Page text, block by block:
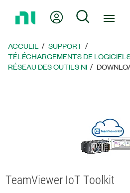
page
d’accueil
Mon compteRechercher
ACCUEIL
SUPPORT
TÉLÉCHARGEMENTS DE
RÉSEAU DES OUTILS NI
TeamViewer IoT Toolkit